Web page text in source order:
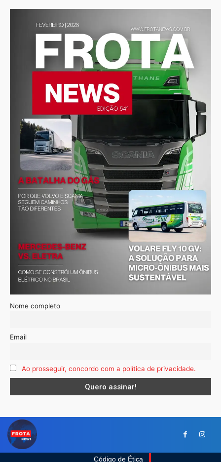
Nome completo
Email
Ao prosseguir, concordo com a política de privacidade.
Código de Ética